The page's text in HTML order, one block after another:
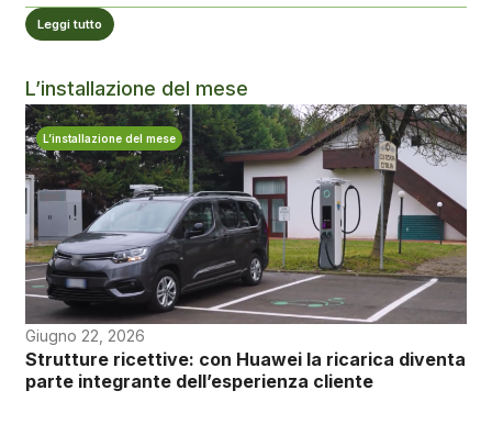
Leggi tutto
L’installazione del mese
L’installazione del mese
Giugno 22, 2026
Strutture ricettive: con Huawei la ricarica diventa
parte integrante dell’esperienza cliente